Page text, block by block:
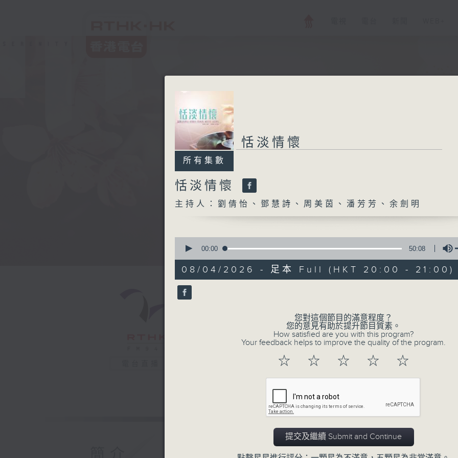
所有集數
恬淡情懷
所有集數
恬淡情懷
恬淡情懷
主持人：劉倩怡、鄧慧詩、周美茵、潘芳芳、余劍明
seconds
50
minutes,
8
seconds
90%
00:00 50:08
08/04/2026 - 足本 Full (HKT 20:00 - 21:00)
您對這個節目的滿意程度？
您的意見有助於提升節目質素。
How satisfied are you with this program?
Your feedback helps to improve the quality of the program.
☆ ☆ ☆ ☆ ☆
提交及繼續 Submit and Continue